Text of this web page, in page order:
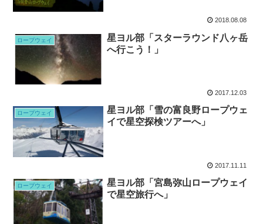
2018.08.08
ロープウェイ
星ヨル部「スターラウンド八ヶ岳
へ行こう！」
2017.12.03
ロープウェイ
星ヨル部「雪の富良野ロープウェ
イで星空探検ツアーへ」
2017.11.11
ロープウェイ
星ヨル部「宮島弥山ロープウェイ
で星空旅行へ」